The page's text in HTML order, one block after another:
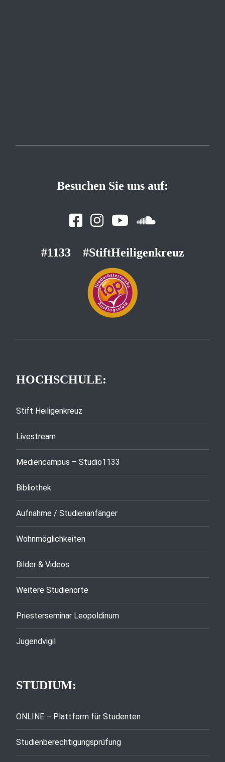
Besuchen Sie uns auf:
#1133 #StiftHeiligenkreuz
HOCHSCHULE:
Stift Heiligenkreuz
Livestream
Mediencampus – Studio1133
Bibliothek
Aufnahme / Studienanfänger
Wohnmöglichkeiten
Bilder & Videos
Weitere Studienorte
Priesterseminar Leopoldinum
Jugendvigil
STUDIUM:
ONLINE – Plattform für Studenten
Studienberechtigungsprüfung